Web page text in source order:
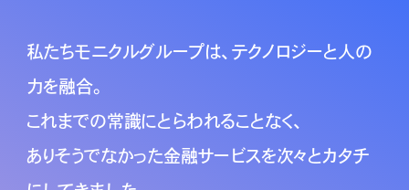
私たちモニクルグループは、テクノロジーと人の
力を融合。
これまでの常識にとらわれることなく、
ありそうでなかった金融サービスを次々とカタチ